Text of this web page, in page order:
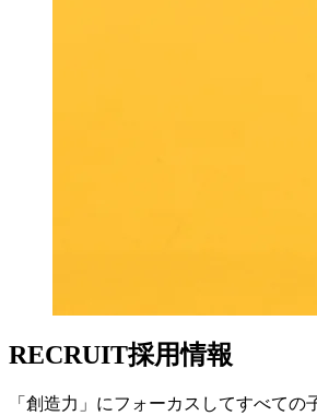
RECRUIT採用情報
「創造力」にフォーカスしてすべて